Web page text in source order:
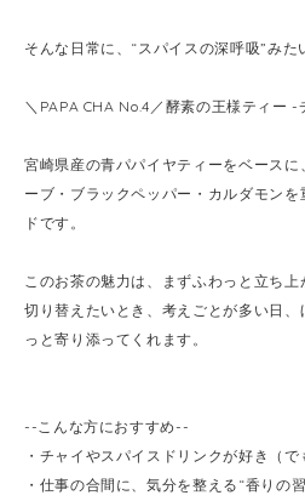
そんな日常に、“スパイスの深呼吸”みた
＼PAPA CHA No.4／酵素の王様ティー -
宮崎県産の青パパイヤティーをベース
ーブ・ブラックペッパー・カルダモン
ドです。
このお茶の魅力は、まずふわっと立ち
切り替えたいとき、考えごとが多い日
っと寄り添ってくれます。
--こんな方におすすめ--
・チャイやスパイスドリンクが好き（で
・仕事の合間に、気分を整える“香りの